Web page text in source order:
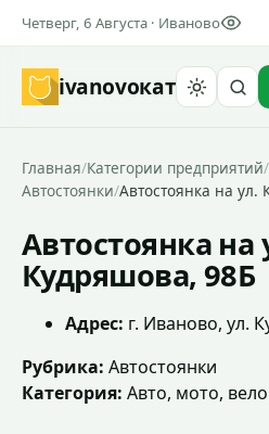
Четверг, 6 Августа · Иваново
ivanovoкат
Главная/Категории предприятий/
Автостоянки/Автостоянка на ул.
Автостоянка на
Кудряшова, 98Б
Адрес: г. Иваново, ул.
Рубрика: Автостоянки
Категория: Авто, мото, вело